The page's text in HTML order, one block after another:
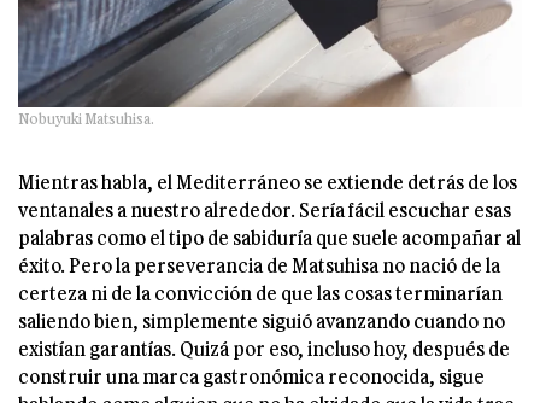
Nobuyuki Matsuhisa.
Mientras habla, el Mediterráneo se extiende detrás de los
ventanales a nuestro alrededor. Sería fácil escuchar esas
palabras como el tipo de sabiduría que suele acompañar al
éxito. Pero la perseverancia de Matsuhisa no nació de la
certeza ni de la convicción de que las cosas terminarían
saliendo bien, simplemente siguió avanzando cuando no
existían garantías. Quizá por eso, incluso hoy, después de
construir una marca gastronómica reconocida, sigue